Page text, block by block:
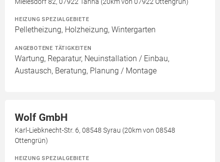
HEIZUNG SPEZIALGEBIETE
Pelletheizung, Holzheizung, Wintergarten
ANGEBOTENE TÄTIGKEITEN
Wartung, Reparatur, Neuinstallation / Einbau,
Austausch, Beratung, Planung / Montage
Wolf GmbH
Karl-Liebknecht-Str. 6, 08548 Syrau (20km von 08548
Ottengrün)
HEIZUNG SPEZIALGEBIETE